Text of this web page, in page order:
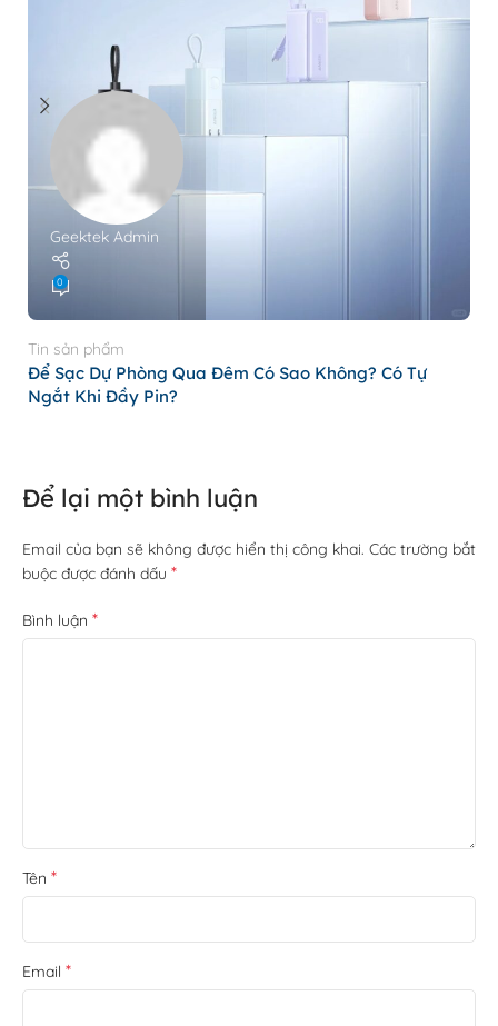
Geektek Admin
0
Tin sản phẩm
Để Sạc Dự Phòng Qua Đêm Có Sao Không? Có Tự
Ngắt Khi Đầy Pin?
Để lại một bình luận
Email của bạn sẽ không được hiển thị công khai. Các trường bắt
buộc được đánh dấu *
Bình luận *
Tên *
Email *